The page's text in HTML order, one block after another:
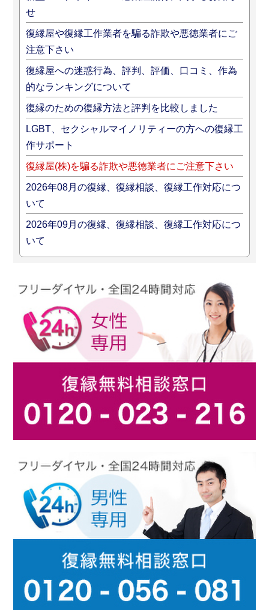
せ
復縁屋や復縁工作業者を騙る詐欺や悪徳業者にご
注意下さい
復縁屋への迷惑行為、評判、評価、口コミ、作為
的なランキングについて
復縁のための復縁方法と評判を比較しました
LGBT、セクシャルマイノリティーの方への復縁工
作サポート
復縁屋(株)を騙る詐欺や悪徳業者にご注意下さい
2026年08月の復縁、復縁相談、復縁工作対応につ
いて
2026年09月の復縁、復縁相談、復縁工作対応につ
いて